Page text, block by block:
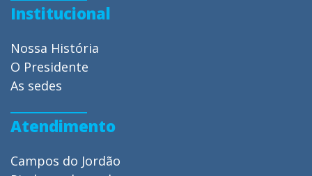
Institucional
Nossa História
O Presidente
As sedes
Atendimento
Campos do Jordão